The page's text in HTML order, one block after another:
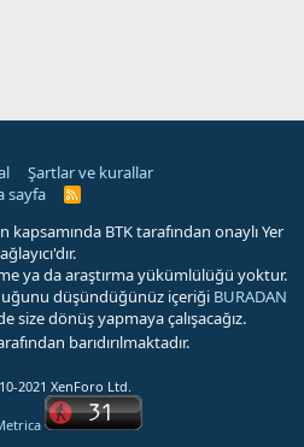
Şartlar ve kurallar
sayfa
R
S
kapsamında BTK tarafından onaylı Yer
ya da araştırma yükümlülüğü yoktur.
düşündüğünüz içeriği BURADAN
size dönüş yapmaya çalışacağız.
barıdırılmaktadır.
2021 XenForo Ltd.